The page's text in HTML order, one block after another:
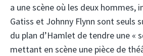
a une scène où les deux hommes,
Gatiss et Johnny Flynn sont seuls
du plan d’Hamlet de tendre une «
mettant en scène une pièce de